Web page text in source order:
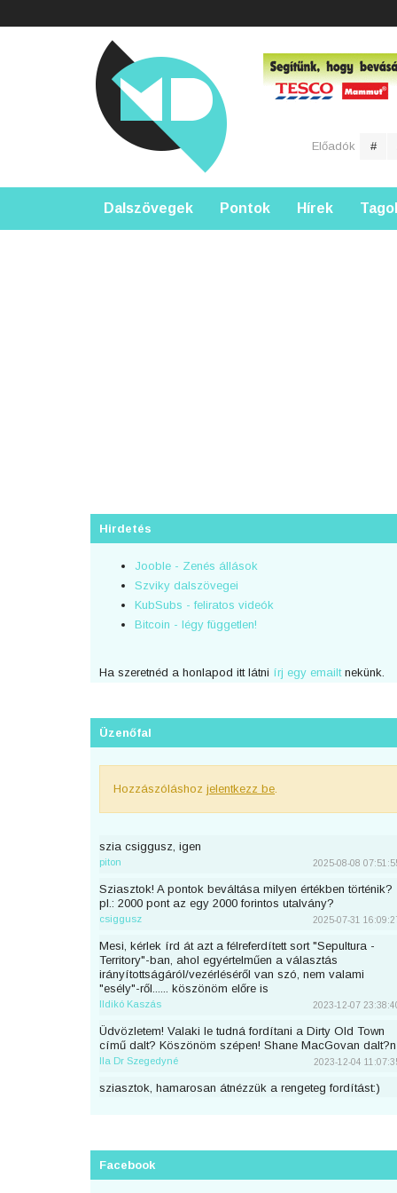
Előadók #
Dalszövegek Pontok Hírek
Hirdetés
Jooble - Zenés állások
Szviky dalszövegei
KubSubs - feliratos videók
Bitcoin - légy független!
Ha szeretnéd a honlapod itt látni írj egy emailtnekünk.
Üzenőfal
Hozzászóláshoz jelentkezz be.
szia csiggusz, igen
piton 2025-08-08
Sziasztok! A pontok beváltása milyen értékben történik?
pl.: 2000 pont az egy 2000 forintos utalvány?
csiggusz 2025-07-31
Mesi, kérlek írd át azt a félreferdített sort "Sepultura -
Territory"-ban, ahol egyértelműen a választás
irányítottságáról/vezérléséről van szó, nem valami
"esély"-ről...... köszönöm előre is
Ildikó Kaszás 2023-12-07
Üdvözletem! Valaki le tudná fordítani a Dirty Old Town
című dalt? Köszönöm szépen! Shane MacGovan dalt?n
Ila Dr Szegedyné 2023-12-04
sziasztok, hamarosan átnézzük a rengeteg fordítást:)
előtte. Át lehetne még írni a nevemre? Köszi <3
Facebook